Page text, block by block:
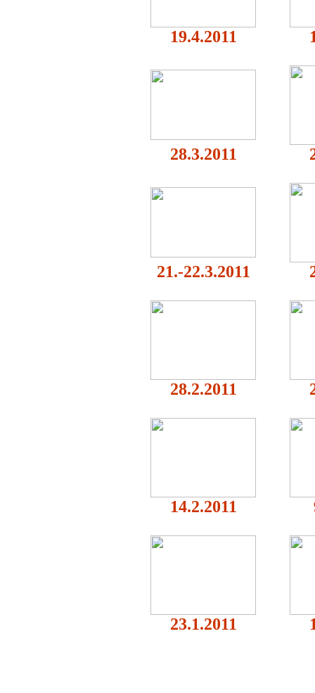
19.4.2011
28.3.2011
21.-22.3.2011
28.2.2011
14.2.2011
23.1.2011